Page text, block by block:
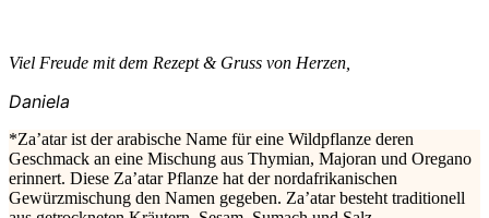
Viel Freude mit dem Rezept & Gruss von Herzen,
Daniela
*Za’atar ist der arabische Name für eine Wildpflanze deren
Geschmack an eine Mischung aus Thymian, Majoran und Oregano
erinnert. Diese Za’atar Pflanze hat der nordafrikanischen
Gewürzmischung den Namen gegeben. Za’atar besteht traditionell